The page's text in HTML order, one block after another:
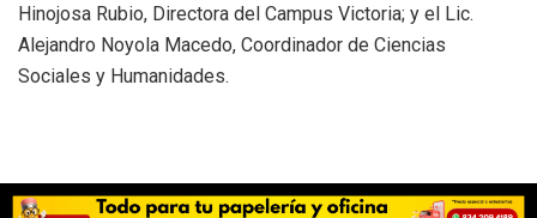
Hinojosa Rubio, Directora del Campus Victoria; y el Lic.
Alejandro Noyola Macedo, Coordinador de Ciencias
Sociales y Humanidades.